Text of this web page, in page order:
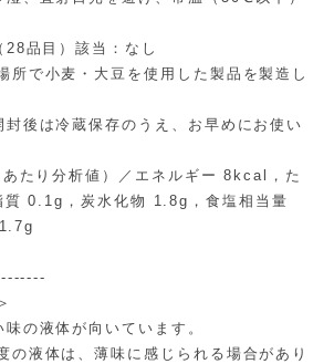
品目）該当：なし
所で小麦・大豆を使用した製品を製造し
後は冷蔵保存のうえ、お早めにお使い
たり分析値）／エネルギー 8kcal，た
0.1g，炭水化物 1.8g，食塩相当量
の液体が向いています。
の液体は、薄味に感じられる場合があり